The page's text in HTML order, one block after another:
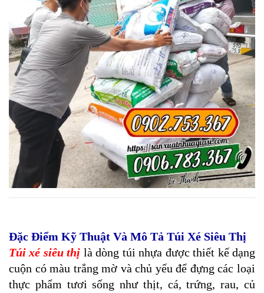
Đặc Điểm Kỹ Thuật Và Mô Tả Túi Xé Siêu Thị
Túi xé siêu thị là dòng túi nhựa được thiết kế dạng
cuộn có màu trắng mờ và chủ yếu để đựng các loại
thực phẩm tươi sống như thịt, cá, trứng, rau, củ